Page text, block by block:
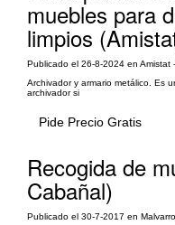
muebles para
limpios
Publicado el 26-8-2024 en Amistat
Archivador y armario metálico. Es
archivador si
Pide Precio Gratis
Recogida de
Cabañal)
Publicado el 30-7-2017 en